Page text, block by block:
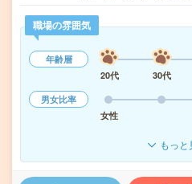
職場の雰囲気
年齢層
20代
30代
男女比率
女性
もっと